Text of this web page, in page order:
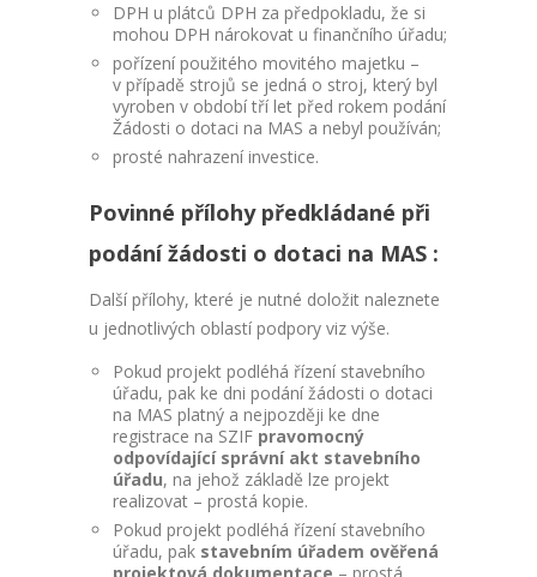
DPH u plátců DPH za předpokladu, že si
mohou DPH nárokovat u finančního úřadu;
pořízení použitého movitého majetku –
v případě strojů se jedná o stroj, který byl
vyroben v období tří let před rokem podání
Žádosti o dotaci na MAS a nebyl používán;
prosté nahrazení investice.
Povinné přílohy předkládané při
podání žádosti o dotaci na MAS :
Další přílohy, které je nutné doložit naleznete
u jednotlivých oblastí podpory viz výše.
Pokud projekt podléhá řízení stavebního
úřadu, pak ke dni podání žádosti o dotaci
na MAS platný a nejpozději ke dne
registrace na SZIF pravomocný
odpovídající správní akt stavebního
úřadu, na jehož základě lze projekt
realizovat – prostá kopie.
Pokud projekt podléhá řízení stavebního
úřadu, pak stavebním úřadem ověřená